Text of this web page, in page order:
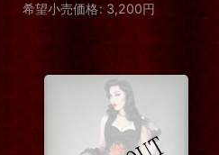
希望小売価格: 3,200円